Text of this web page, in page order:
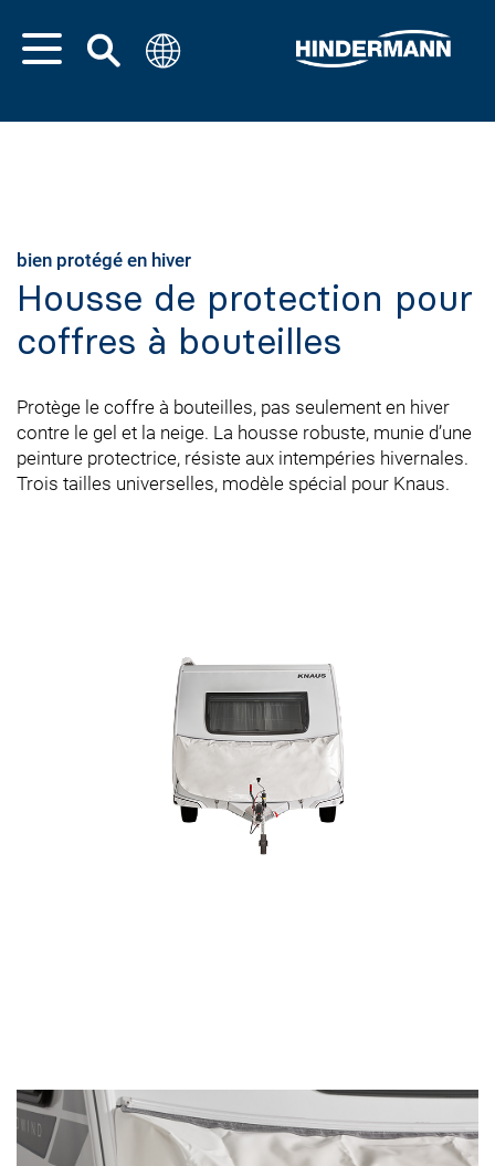
bien protégé en hiver
Housse de protection pour
coffres à bouteilles
Protège le coffre à bouteilles, pas seulement en hiver
contre le gel et la neige. La housse robuste, munie d’une
peinture protectrice, résiste aux intempéries hivernales.
Trois tailles universelles, modèle spécial pour Knaus.